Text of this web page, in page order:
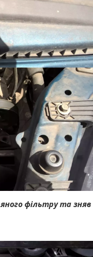
фільтру та зняв